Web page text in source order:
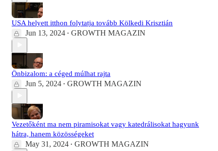
USA helyett itthon folytatja tovább Kölkedi Krisztián
Jun 13, 2024 • GROWTH MAGAZIN
Önbizalom: a céged múlhat rajta
Jun 5, 2024 • GROWTH MAGAZIN
Vezetőként ma nem piramisokat vagy katedrálisokat hagyunk
hátra, hanem közösségeket
May 31, 2024 • GROWTH MAGAZIN